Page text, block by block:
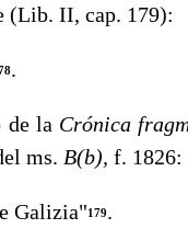
(Lib. II, cap. 179):
.
la Crónica
ms. B(b), f. 1826:
Galizia"179.